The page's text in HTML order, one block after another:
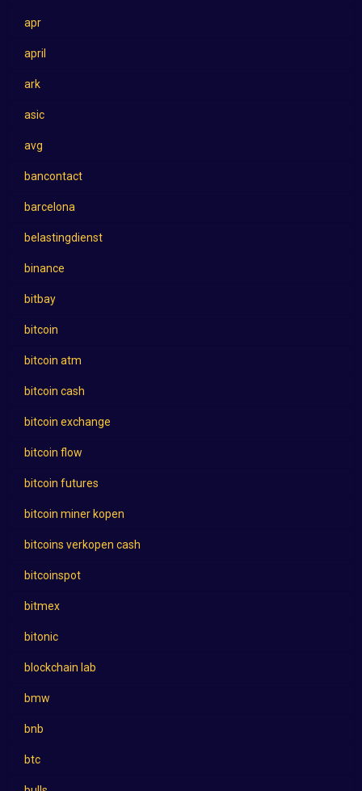
apr
april
ark
asic
avg
bancontact
barcelona
belastingdienst
binance
bitbay
bitcoin
bitcoin atm
bitcoin cash
bitcoin exchange
bitcoin flow
bitcoin futures
bitcoin miner kopen
bitcoins verkopen cash
bitcoinspot
bitmex
bitonic
blockchain lab
bmw
bnb
btc